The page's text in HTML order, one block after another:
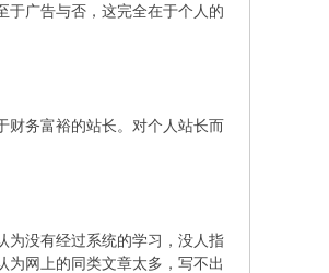
于广告与否，这完全在于个人的
务富裕的站长。对个人站长而
没有经过系统的学习，没人指
为网上的同类文章太多，写不出